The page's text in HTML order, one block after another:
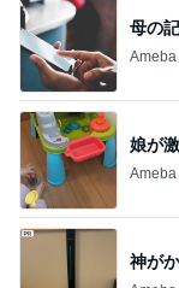
母の
Ameba
娘が
Ameba
神が